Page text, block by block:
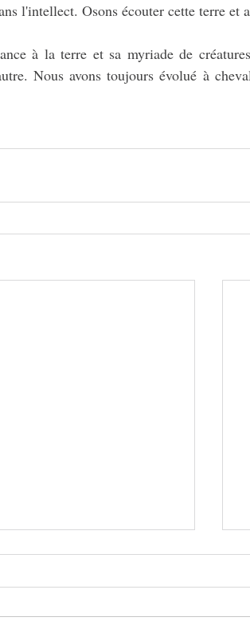
l'intellect. Osons écouter cette terre et
à la terre et sa myriade de
Nous avons toujours évolué à